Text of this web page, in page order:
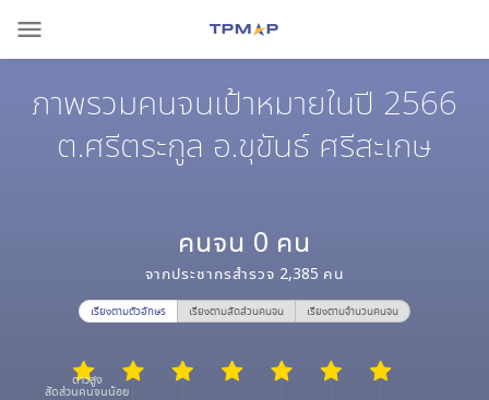
menu
ภาพรวมคนจนเป้าหมายในปี 2566
ต.ศรีตระกูล อ.ขุขันธ์ ศรีสะเกษ
คนจน 0 คน
จากประชากรสำรวจ 2,385 คน
เรียงตามตัวอักษร เรียงตามสัดส่วนคนจน เรียงตามจำนวนคนจน
ดาวสูง
สัดส่วนคนจนน้อย